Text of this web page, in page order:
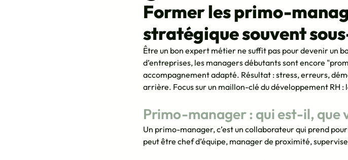
Former les primo-
stratégique souvent
Être un bon expert métier ne suffit pas pour devenir un
d’entreprises, les managers débutants sont encore
accompagnement adapté. Résultat : stress, erreurs,
arrière. Focus sur un maillon-clé du développement RH
Primo-manager : qui est-il, que
Un primo-manager, c’est un collaborateur qui prend
peut être chef d’équipe, manager de proximité,